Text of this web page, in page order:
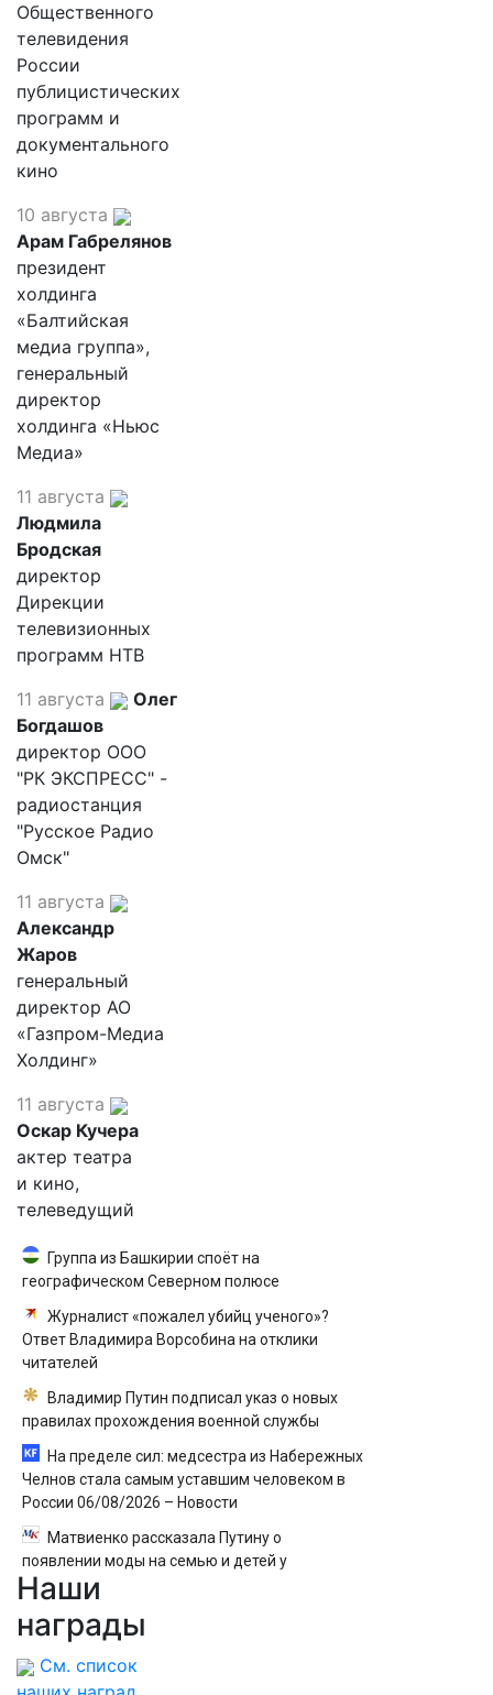
Общественного
телевидения
России
публицистических
программ и
документального
кино
10 августа
Арам Габрелянов
президент
холдинга
«Балтийская
медиа группа»,
генеральный
директор
холдинга «Ньюс
Медиа»
11 августа
Людмила
Бродская
директор
Дирекции
телевизионных
программ НТВ
11 августа
Олег
Богдашов
директор ООО
"РК ЭКСПРЕСС" -
радиостанция
"Русское Радио
Омск"
11 августа
Александр
Жаров
генеральный
директор АО
«Газпром-Медиа
Холдинг»
11 августа
Оскар Кучера
актер театра
и кино,
телеведущий
Группа из Башкирии споёт на
географическом Северном полюсе
Журналист «пожалел убийц ученого»?
Ответ Владимира Ворсобина на отклики
читателей
Владимир Путин подписал указ о новых
правилах прохождения военной службы
На пределе сил: медсестра из Набережных
Челнов стала самым уставшим человеком в
России 06/08/2026 – Новости
Матвиенко рассказала Путину о
появлении моды на семью и детей у
российских студентов
Наши
награды
См. список